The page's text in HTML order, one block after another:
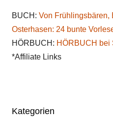
BUCH: Von Frühlingsbären,
Osterhasen: 24 bunte
HÖRBUCH: HÖRBUCH bei
*Affiliate Links
Kategorien